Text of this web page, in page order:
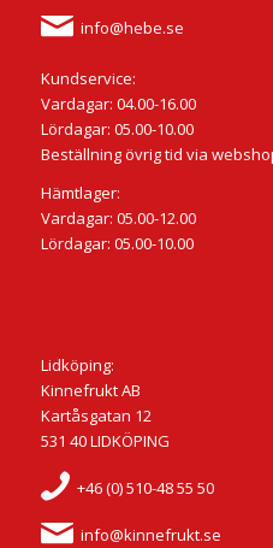
info@hebe.se
Kundservice:
Vardagar: 04.00-16.00
Lördagar: 05.00-10.00
Beställning övrig tid via
Hämtlager:
Vardagar: 05.00-12.00
Lördagar: 05.00-10.00
Lidköping:
Kinnefrukt AB
Kartåsgatan 12
531 40 LIDKÖPING
+46 (0) 510-48 55 50
info@kinnefrukt.se